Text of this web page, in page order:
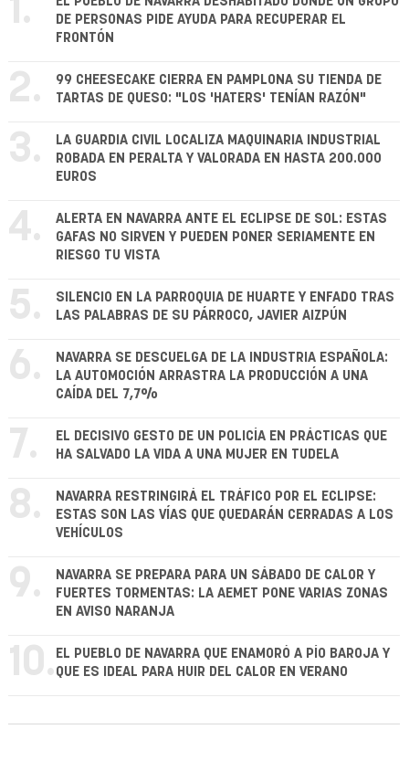
1.
DE PERSONAS PIDE AYUDA PARA RECUPERAR EL
FRONTÓN
2.
99 CHEESECAKE CIERRA EN PAMPLONA SU TIENDA DE
TARTAS DE QUESO: "LOS 'HATERS' TENÍAN RAZÓN"
3.
LA GUARDIA CIVIL LOCALIZA MAQUINARIA INDUSTRIAL
ROBADA EN PERALTA Y VALORADA EN HASTA 200.000
EUROS
4.
ALERTA EN NAVARRA ANTE EL ECLIPSE DE SOL: ESTAS
GAFAS NO SIRVEN Y PUEDEN PONER SERIAMENTE EN
RIESGO TU VISTA
5.
SILENCIO EN LA PARROQUIA DE HUARTE Y ENFADO TRAS
LAS PALABRAS DE SU PÁRROCO, JAVIER AIZPÚN
6.
NAVARRA SE DESCUELGA DE LA INDUSTRIA ESPAÑOLA:
LA AUTOMOCIÓN ARRASTRA LA PRODUCCIÓN A UNA
CAÍDA DEL 7,7%
7.
EL DECISIVO GESTO DE UN POLICÍA EN PRÁCTICAS QUE
HA SALVADO LA VIDA A UNA MUJER EN TUDELA
8.
NAVARRA RESTRINGIRÁ EL TRÁFICO POR EL ECLIPSE:
ESTAS SON LAS VÍAS QUE QUEDARÁN CERRADAS A LOS
VEHÍCULOS
9.
NAVARRA SE PREPARA PARA UN SÁBADO DE CALOR Y
FUERTES TORMENTAS: LA AEMET PONE VARIAS ZONAS
EN AVISO NARANJA
10. EL PUEBLO DE NAVARRA QUE ENAMORÓ A PÍO BAROJA Y
QUE ES IDEAL PARA HUIR DEL CALOR EN VERANO